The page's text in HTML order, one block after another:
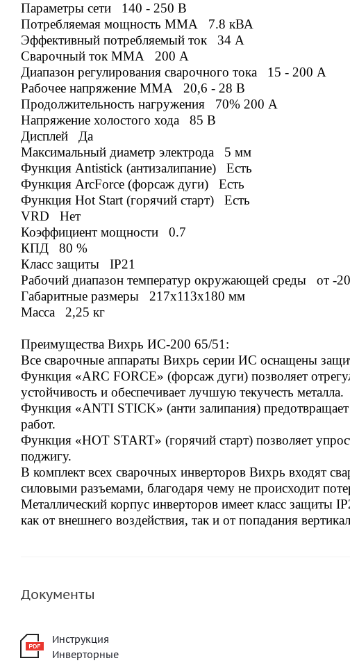
Параметры сети 140 - 250 В
Потребляемая мощность ММА 7.8 кВА
Эффективный потребляемый ток 34 А
Сварочный ток ММА 200 А
Диапазон регулирования сварочного тока 15 - 200 А
Рабочее напряжение ММА 20,6 - 28 В
Продолжительность нагружения 70% 200 А
Напряжение холостого хода 85 В
Дисплей Да
Максимальный диаметр электрода 5 мм
Функция Antistick (антизалипание) Есть
Функция ArcForce (форсаж дуги) Есть
Функция Hot Start (горячий старт) Есть
VRD Нет
Коэффициент мощности 0.7
КПД 80 %
Класс защиты IP21
Рабочий диапазон температур окружающей среды от -
Габаритные размеры 217x113x180 мм
Масса 2,25 кг
Преимущества Вихрь ИС-200 65/51:
Все сварочные аппараты Вихрь серии ИС оснащены
Функция «ARC FORCE» (форсаж дуги) позволяет
устойчивость и обеспечивает лучшую текучесть металла.
Функция «ANTI STICK» (анти залипания)
работ.
Функция «HOT START» (горячий старт) позволяет
поджигу.
В комплект всех сварочных инверторов Вихрь входят
силовыми разъемами, благодаря чему не происходит
Металлический корпус инверторов имеет класс защиты
как от внешнего воздействия, так и от попадания
Документы
Инструкция
Инверторные